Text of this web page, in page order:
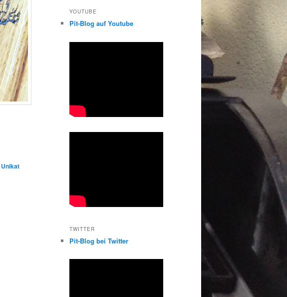
Unikat
YOUTUBE
Pit-Blog auf Youtube
TWITTER
Pit-Blog bei Twitter